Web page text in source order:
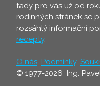
tady pro vás už od
rodinných stránek se
rozsáhlý informační
recepty.
O nás, Podmínky,
© 1977-2026 Ing.